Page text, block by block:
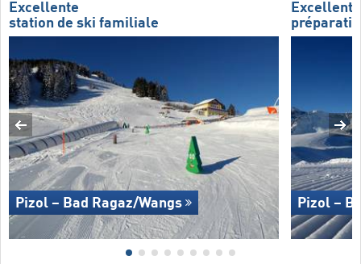
Excellente
station de ski familiale
Pizol – Bad Ragaz/​Wangs
Excellente
Pizol –